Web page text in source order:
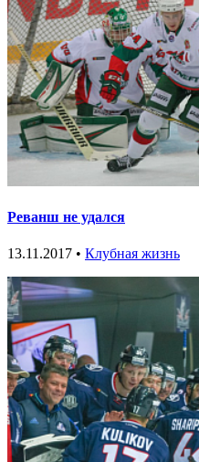
Реванш не удался
13.11.2017 • Клубная жизнь